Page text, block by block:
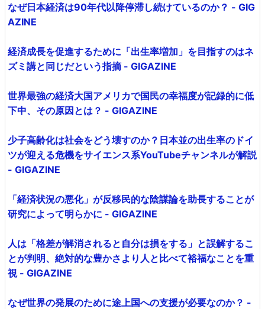
なぜ日本経済は90年代以降停滞し続けているのか？ - GIG
AZINE
経済成長を促進するために「出生率増加」を目指すのはネ
ズミ講と同じだという指摘 - GIGAZINE
世界最強の経済大国アメリカで国民の幸福度が記録的に低
下中、その原因とは？ - GIGAZINE
少子高齢化は社会をどう壊すのか？日本並の出生率のドイ
ツが迎える危機をサイエンス系YouTubeチャンネルが解説
- GIGAZINE
「経済状況の悪化」が反移民的な陰謀論を助長することが
研究によって明らかに - GIGAZINE
人は「格差が解消されると自分は損をする」と誤解するこ
とが判明、絶対的な豊かさより人と比べて裕福なことを重
視 - GIGAZINE
なぜ世界の発展のために途上国への支援が必要なのか？ -